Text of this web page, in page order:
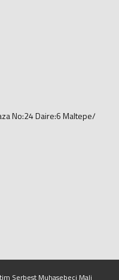
No:24 Daire:6 Maltepe/
Serbest Muhasebeci Mali